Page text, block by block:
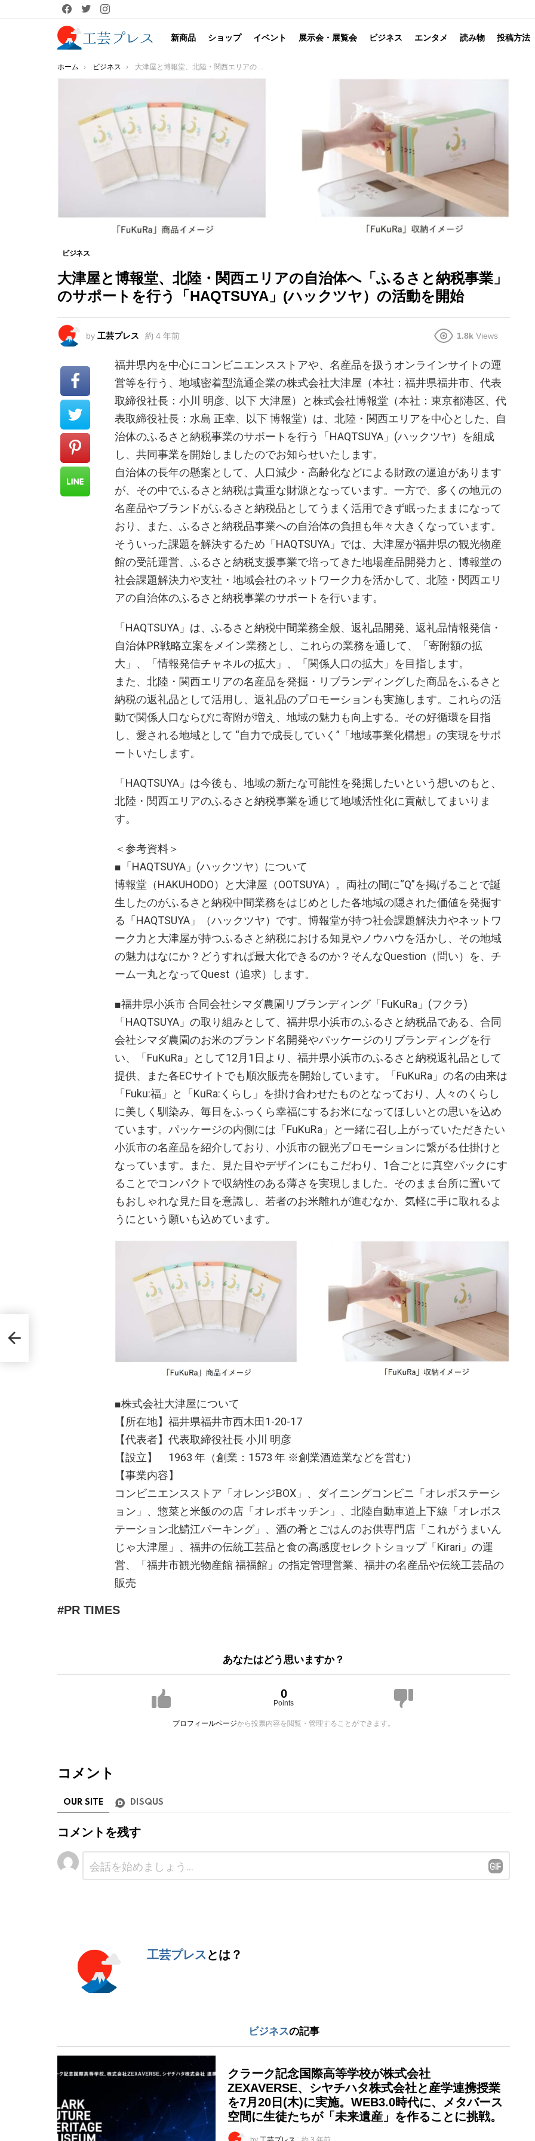
facebooktwitterinstagram
新商品 ショップ イベント 展示会・展覧会 ビジネス エンタメ 読み物 投稿方法
You are here:
ホーム ビジネス 大津屋と博報堂、北陸・関西エリアの自治体へ「ふるさと納税事業」のサポートを行う「HAQTSUYA」(ハックツヤ）の活動を開始
ビジネス
大津屋と博報堂、北陸・関西エリアの自治体へ「ふるさと納税事業」
のサポートを行う「HAQTSUYA」(ハックツヤ）の活動を開始
by 工芸プレス 約 4 年前 1.8k Views
福井県内を中心にコンビニエンスストアや、名産品を扱うオンラインサイトの運
営等を行う、地域密着型流通企業の株式会社大津屋（本社：福井県福井市、代表
取締役社長：小川 明彦、以下 大津屋）と株式会社博報堂（本社：東京都港区、代
表取締役社長：水島 正幸、以下 博報堂）は、北陸・関西エリアを中心とした、自
治体のふるさと納税事業のサポートを行う「HAQTSUYA」(ハックツヤ）を組成
し、共同事業を開始しましたのでお知らせいたします。
自治体の長年の懸案として、人口減少・高齢化などによる財政の逼迫があります
が、その中でふるさと納税は貴重な財源となっています。一方で、多くの地元の
名産品やブランドがふるさと納税品としてうまく活用できず眠ったままになって
おり、また、ふるさと納税品事業への自治体の負担も年々大きくなっています。
そういった課題を解決するため「HAQTSUYA」では、大津屋が福井県の観光物産
館の受託運営、ふるさと納税支援事業で培ってきた地場産品開発力と、博報堂の
社会課題解決力や支社・地域会社のネットワーク力を活かして、北陸・関西エリ
アの自治体のふるさと納税事業のサポートを行います。
「HAQTSUYA」は、ふるさと納税中間業務全般、返礼品開発、返礼品情報発信・
自治体PR戦略立案をメイン業務とし、これらの業務を通して、「寄附額の拡
大」、「情報発信チャネルの拡大」、「関係人口の拡大」を目指します。
また、北陸・関西エリアの名産品を発掘・リブランディングした商品をふるさと
納税の返礼品として活用し、返礼品のプロモーションも実施します。これらの活
動で関係人口ならびに寄附が増え、地域の魅力も向上する。その好循環を目指
し、愛される地域として “自力で成長していく”「地域事業化構想」の実現をサポ
ートいたします。
「HAQTSUYA」は今後も、地域の新たな可能性を発掘したいという想いのもと、
北陸・関西エリアのふるさと納税事業を通じて地域活性化に貢献してまいりま
す。
＜参考資料＞
■「HAQTSUYA」(ハックツヤ）について
博報堂（HAKUHODO）と大津屋（OOTSUYA）。両社の間に“Q”を掲げることで誕
生したのがふるさと納税中間業務をはじめとした各地域の隠された価値を発掘す
る「HAQTSUYA」（ハックツヤ）です。博報堂が持つ社会課題解決力やネットワ
ーク力と大津屋が持つふるさと納税における知見やノウハウを活かし、その地域
の魅力はなにか？どうすれば最大化できるのか？そんなQuestion（問い）を、チ
ーム一丸となってQuest（追求）します。
■福井県小浜市 合同会社シマダ農園リブランディング「FuKuRa」(フクラ)
「HAQTSUYA」の取り組みとして、福井県小浜市のふるさと納税品である、合同
会社シマダ農園のお米のブランド名開発やパッケージのリブランディングを行
い、「FuKuRa」として12月1日より、福井県小浜市のふるさと納税返礼品として
提供、また各ECサイトでも順次販売を開始しています。「FuKuRa」の名の由来は
「Fuku:福」と「KuRa:くらし」を掛け合わせたものとなっており、人々のくらし
に美しく馴染み、毎日をふっくら幸福にするお米になってほしいとの思いを込め
ています。パッケージの内側には「FuKuRa」と一緒に召し上がっていただきたい
小浜市の名産品を紹介しており、小浜市の観光プロモーションに繋がる仕掛けと
なっています。また、見た目やデザインにもこだわり、1合ごとに真空パックにす
ることでコンパクトで収納性のある薄さを実現しました。そのまま台所に置いて
もおしゃれな見た目を意識し、若者のお米離れが進むなか、気軽に手に取れるよ
うにという願いも込めています。
■株式会社大津屋について
【所在地】福井県福井市西木田1-20-17
【代表者】代表取締役社長 小川 明彦
【設立】 1963 年（創業：1573 年 ※創業酒造業などを営む）
【事業内容】
コンビニエンスストア「オレンジBOX」、ダイニングコンビニ「オレボステーシ
ョン」、惣菜と米飯のの店「オレボキッチン」、北陸自動車道上下線「オレボス
テーション北鯖江パーキング」、酒の肴とごはんのお供専門店「これがうまいん
じゃ大津屋」、福井の伝統工芸品と食の高感度セレクトショップ「Kirari」の運
営、「福井市観光物産館 福福館」の指定管理営業、福井の名産品や伝統工芸品の
販売
PR TIMES
あなたはどう思いますか？
0
Points
プロフィールページから投票内容を閲覧・管理することができます。
コメント
OUR SITE DISQUS
コメントを残す
工芸プレス とは？
ビジネスの記事
クラーク記念国際高等学校が株式会社
ZEXAVERSE、シヤチハタ株式会社と産学連携授業
を7月20日(木)に実施。WEB3.0時代に、メタバース
空間に生徒たちが「未来遺産」を作ることに挑戦。
を